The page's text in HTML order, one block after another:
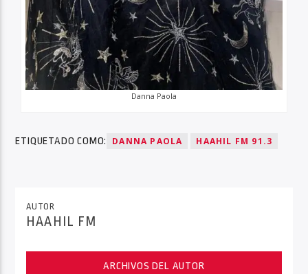
Danna Paola
ETIQUETADO COMO: DANNA PAOLA HAAHIL FM 91.3
AUTOR
HAAHIL FM
ARCHIVOS DEL AUTOR